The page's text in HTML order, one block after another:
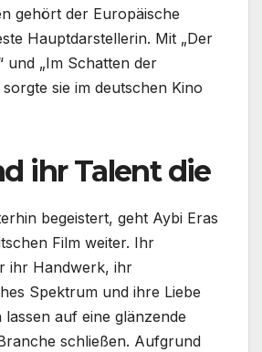
gehört der Europäische
Hauptdarstellerin. Mit „Der
und „Im Schatten der
sorgte sie im deutschen Kino
ihr Talent die
begeistert, geht Aybi Eras
Film weiter. Ihr
ihr Handwerk, ihr
Spektrum und ihre Liebe
lassen auf eine glänzende
schließen. Aufgrund